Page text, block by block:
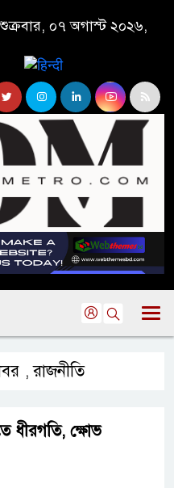
০৭ অগাস্ট ২০২৬,
,রাজনীতি
ধীরগতি, ক্ষোভ